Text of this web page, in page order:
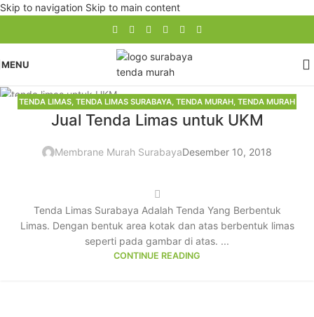
Skip to navigation Skip to main content
MENU
10
TENDA LIMAS, TENDA LIMAS SURABAYA, TENDA MURAH, TENDA MURAH
SURABAYA
Jual Tenda Limas untuk UKM
Membrane Murah SurabayaDesember 10, 2018
Tenda Limas Surabaya Adalah Tenda Yang Berbentuk
Limas. Dengan bentuk area kotak dan atas berbentuk limas
seperti pada gambar di atas. ...
CONTINUE READING